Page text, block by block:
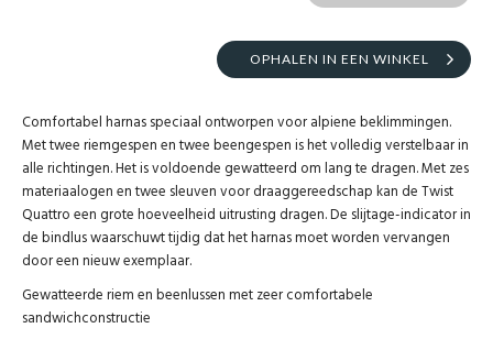
OPHALEN IN EEN WINKEL
Comfortabel harnas speciaal ontworpen voor alpiene beklimmingen.
Met twee riemgespen en twee beengespen is het volledig verstelbaar in
alle richtingen. Het is voldoende gewatteerd om lang te dragen. Met zes
materiaalogen en twee sleuven voor draaggereedschap kan de Twist
Quattro een grote hoeveelheid uitrusting dragen. De slijtage-indicator in
de bindlus waarschuwt tijdig dat het harnas moet worden vervangen
door een nieuw exemplaar.
Gewatteerde riem en beenlussen met zeer comfortabele
sandwichconstructie